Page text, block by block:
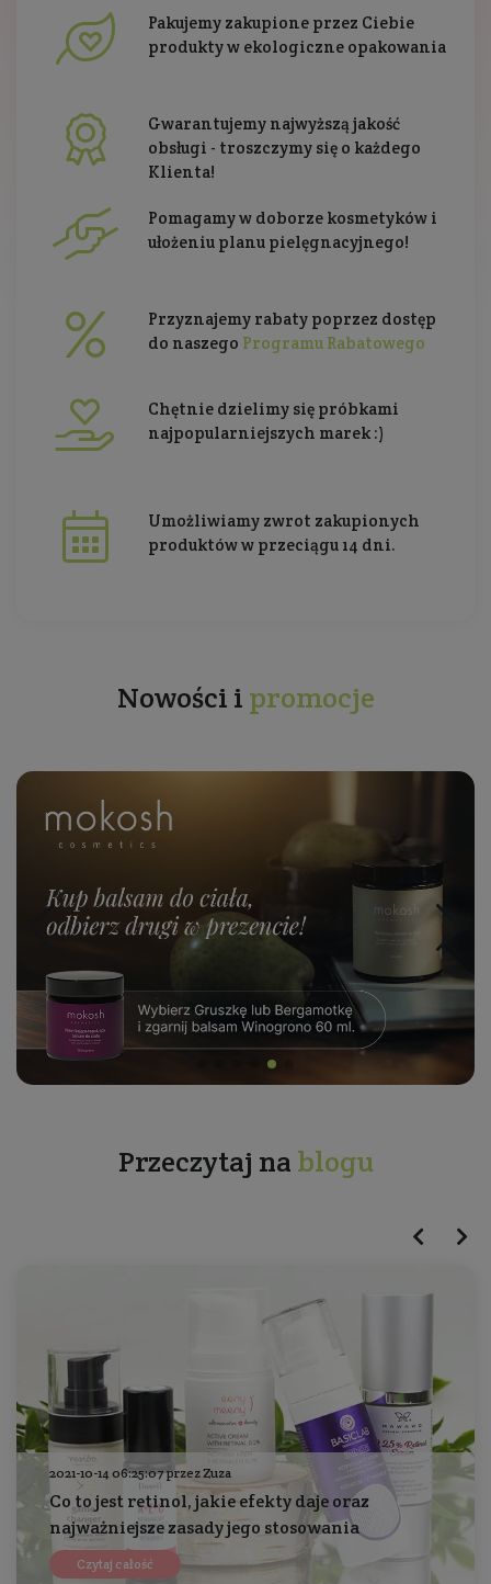
Pakujemy zakupione przez Ciebie
produkty w ekologiczne opakowania
Gwarantujemy najwyższą jakość
obsługi - troszczymy się o każdego
Klienta!
Pomagamy w doborze kosmetyków i
ułożeniu planu pielęgnacyjnego!
Przyznajemy rabaty poprzez dostęp
do naszego Programu Rabatowego
Chętnie dzielimy się próbkami
najpopularniejszych marek :)
Umożliwiamy zwrot zakupionych
produktów w przeciągu 14 dni.
Nowości i promocje
Przeczytaj na blogu
2021-10-14 06:25:07 przez Zuza
Co to jest retinol, jakie efekty daje oraz
najważniejsze zasady jego stosowania
Czytaj całość